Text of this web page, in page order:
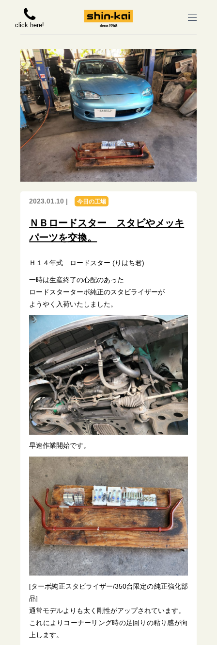
click here!
2023.01.10 | 今日の工場
ＮＢロードスター スタビやメッキ
パーツを交換。
Ｈ１４年式 ロードスター (りはち君)
一時は生産終了の心配のあった
ロードスターターボ純正のスタビライザーが
ようやく入荷いたしました。
早速作業開始です。
[ターボ純正スタビライザー/350台限定の純正強化部
品]
通常モデルよりも太く剛性がアップされています。
これによりコーナーリング時の足回りの粘り感が向
上します。